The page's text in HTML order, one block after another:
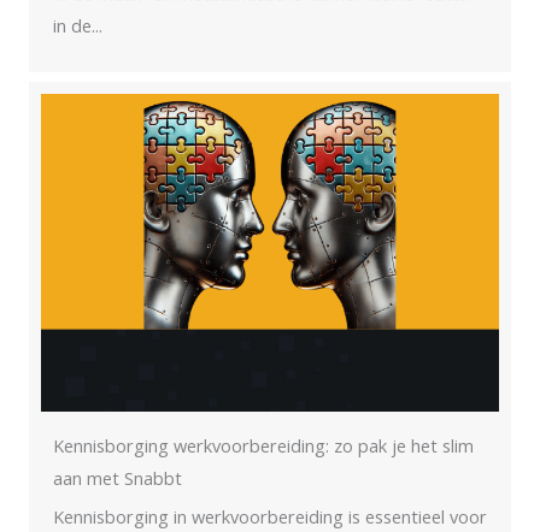
in de...
Kennisborging werkvoorbereiding: zo pak je het slim
aan met Snabbt
Kennisborging in werkvoorbereiding is essentieel voor